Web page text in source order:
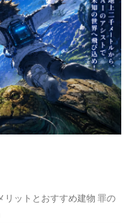
リットとおすすめ建物 罪の